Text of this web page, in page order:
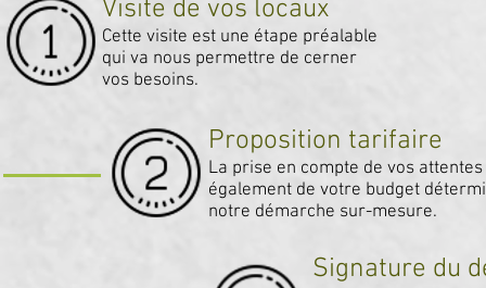
Visite de vos locaux
Cette visite est une étape préalable
qui va nous permettre de cerner
vos besoins.
Proposition tarifaire
La prise en compte de vos
également de votre budget
notre démarche sur-mesure.
Signature du